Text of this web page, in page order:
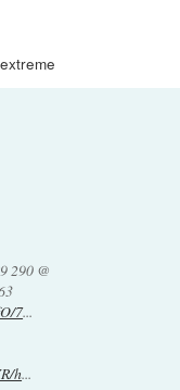
290 @
7...
h...